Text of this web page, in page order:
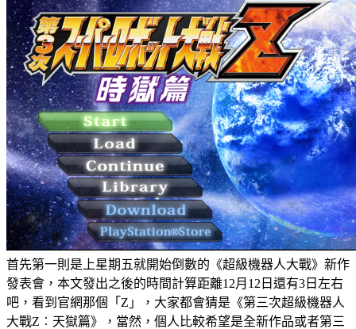
首先第一則是上星期五就開始倒數的《超級機器人大戰》新作
發表會，本文發出之後的時間計算距離12月12日還有3日左右
吧，看到官網那個「Z」，大家都會猜是《第三次超級機器人
大戰Z︰天獄篇》，當然，個人比較希望是全新作品或者第三